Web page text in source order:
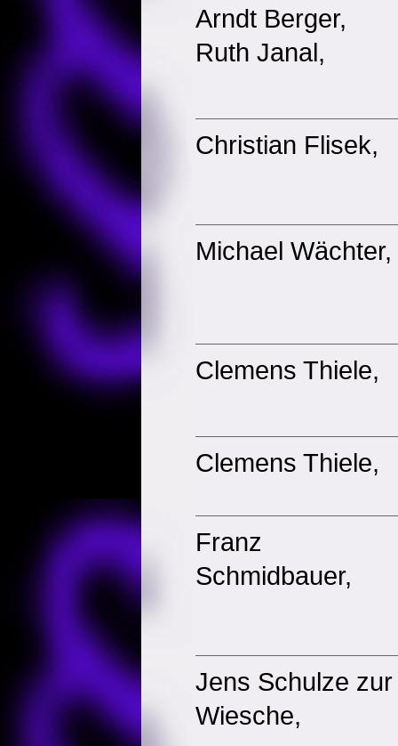
Arndt Berger,
Ruth Janal,
Christian Flisek,
Michael Wächter,
Clemens Thiele,
Clemens Thiele,
Franz
Schmidbauer,
Jens Schulze zur
Wiesche,